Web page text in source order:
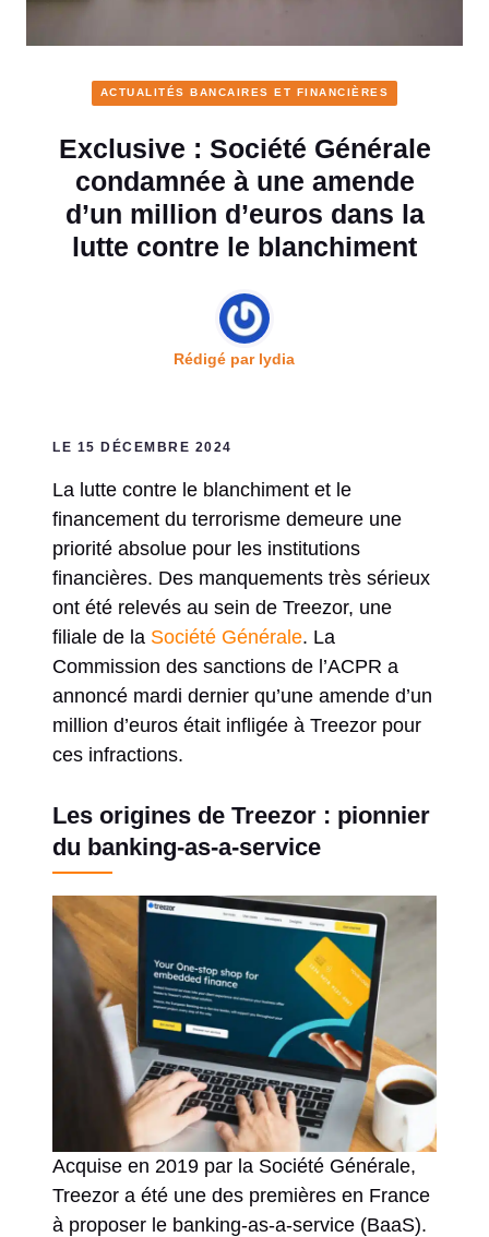
ACTUALITÉS BANCAIRES ET FINANCIÈRES
Exclusive : Société Générale
condamnée à une amende
d’un million d’euros dans la
lutte contre le blanchiment
Rédigé par lydia
LE 15 DÉCEMBRE 2024
La lutte contre le blanchiment et le
financement du terrorisme demeure une
priorité absolue pour les institutions
financières. Des manquements très sérieux
ont été relevés au sein de Treezor, une
filiale de la Société Générale. La
Commission des sanctions de l’ACPR a
annoncé mardi dernier qu’une amende d’un
million d’euros était infligée à Treezor pour
ces infractions.
Les origines de Treezor : pionnier
du banking-as-a-service
Acquise en 2019 par la Société Générale,
Treezor a été une des premières en France
à proposer le banking-as-a-service (BaaS).